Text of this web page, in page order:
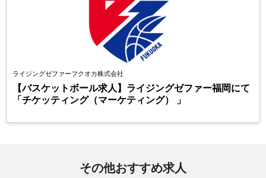
ライジングゼファーフクオカ株式会社
【バスケットボール求人】ライジングゼファー福岡にて
「チケッティング（マーケティング） 」
その他おすすめ求人